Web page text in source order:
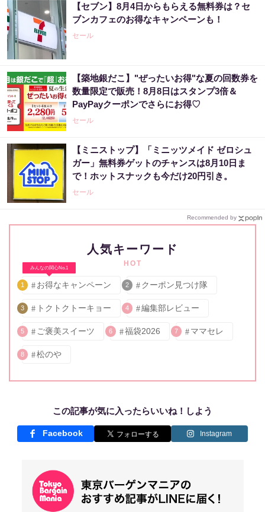
【セブン】8月4日からもらえる無料券は？セ
ブンカフェのお得なキャンペーンも！
セール
【築地銀だこ】"ぜったいお得"な夏の回数券を
数量限定で販売！8月8日はスタンプ3倍＆
PayPayクーポンでさらにお得♡
セール
【ミニストップ】「ミニッツメイド ゼロシュ
ガー」無料券ゲットのチャンスは8月10日ま
で！ホットスナックも今だけ20円引き。
セール
Recommended by
人気キーワード
HOT
みんなの関心No.1
1 お得なキャンペーン 2 クーポン見つけ隊
3 トクトクトーキョー 4 編集部レビュー
5 ご褒美スイーツ 6 福袋2026 7 ママセレ
8 松のや
この記事が気に入ったらいいね！しよう
Facebook Instagram